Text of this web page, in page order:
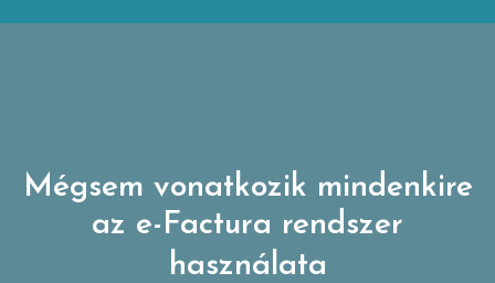
Mégsem vonatkozik mindenkire
az e-Factura rendszer
használata